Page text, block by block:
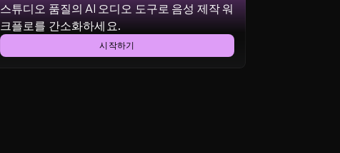
스튜디오 품질의 AI 오디오 도구로 음성 제작 워
크플로를 간소화하세요.
시작하기